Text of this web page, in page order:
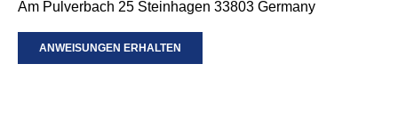
Am Pulverbach 25 Steinhagen 33803 Germany
ANWEISUNGEN ERHALTEN